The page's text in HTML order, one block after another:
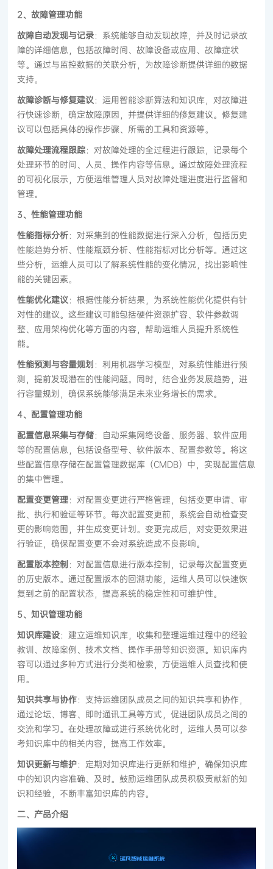
2、故障管理功能
故障自动发现与记录：系统能够自动发现故障，并及时记录故
障的详细信息，包括故障时间、故障设备或应用、故障症状
等。通过与监控数据的关联分析，为故障诊断提供详细的数据
支持。
故障诊断与修复建议：运用智能诊断算法和知识库，对故障进
行快速诊断，确定故障原因，并提供详细的修复建议。修复建
议可以包括具体的操作步骤、所需的工具和资源等。
故障处理流程跟踪：对故障处理的全过程进行跟踪，记录每个
处理环节的时间、人员、操作内容等信息。通过故障处理流程
的可视化展示，方便运维管理人员对故障处理进度进行监督和
管理。
3、性能管理功能
性能指标分析：对采集到的性能数据进行深入分析，包括历史
性能趋势分析、性能瓶颈分析、性能指标对比分析等。通过这
些分析，运维人员可以了解系统性能的变化情况，找出影响性
能的关键因素。
性能优化建议：根据性能分析结果，为系统性能优化提供有针
对性的建议。这些建议可能包括硬件资源扩容、软件参数调
整、应用架构优化等方面的内容，帮助运维人员提升系统性
能。
性能预测与容量规划 ：利用机器学习模型，对系统性能进行预
测，提前发现潜在的性能问题。同时，结合业务发展趋势，进
行容量规划，确保系统能够满足未来业务增长的需求。
4、配置管理功能
配置信息采集与存储：自动采集网络设备、服务器、软件应用
等的配置信息，包括设备型号、软件版本、配置参数等。将这
些配置信息存储在配置管理数据库（CMDB）中，实现配置信息
的集中管理。
配置变更管理：对配置变更进行严格管理，包括变更申请、审
批、执行和验证等环节。每次配置变更前，系统会自动检查变
更的影响范围，并生成变更计划。变更完成后，对变更效果进
行验证，确保配置变更不会对系统造成不良影响。
配置版本控制 ：对配置信息进行版本控制，记录每次配置变更
的历史版本。通过配置版本的回溯功能，运维人员可以快速恢
复到之前的配置状态，提高系统的稳定性和可维护性。
5、知识管理功能
知识库建设：建立运维知识库，收集和整理运维过程中的经验
教训、故障案例、技术文档、操作手册等知识资源。知识库内
容可以通过多种方式进行分类和检索，方便运维人员查找和使
用。
知识共享与协作：支持运维团队成员之间的知识共享和协作，
通过论坛、博客、即时通讯工具等方式，促进团队成员之间的
交流和学习。在处理故障或进行系统优化时，运维人员可以参
考知识库中的相关内容，提高工作效率。
知识更新与维护：定期对知识库进行更新和维护，确保知识库
中的知识内容准确、及时。鼓励运维团队成员积极贡献新的知
识和经验，不断丰富知识库的内容。
二、产品介绍